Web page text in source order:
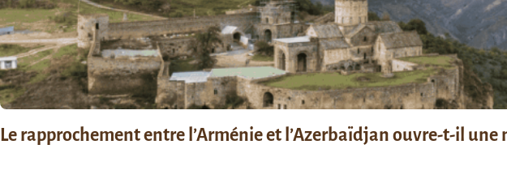
Le rapprochement entre l’Arménie et l’Azerbaïdjan ouvre-t-il une